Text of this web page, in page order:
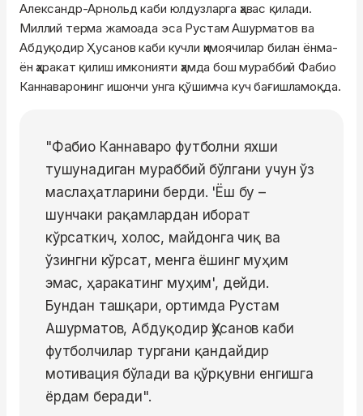
Александр-Арнольд каби юлдузларга ҳавас қилади.
Миллий терма жамоада эса Рустам Ашурматов ва
Абдуқодир Ҳусанов каби кучли ҳимоячилар билан ёнма-
ён ҳаракат қилиш имконияти ҳамда бош мураббий Фабио
Каннаваронинг ишончи унга қўшимча куч бағишламоқда.
"Фабио Каннаваро футболни яхши
тушунадиган мураббий бўлгани учун ўз
маслаҳатларини берди. 'Ёш бу –
шунчаки рақамлардан иборат
кўрсаткич, холос, майдонга чиқ ва
ўзингни кўрсат, менга ёшинг муҳим
эмас, ҳаракатинг муҳим', дейди.
Бундан ташқари, ортимда Рустам
Ашурматов, Абдуқодир Ҳусанов каби
футболчилар тургани қандайдир
мотивация бўлади ва қўрқувни енгишга
ёрдам беради".